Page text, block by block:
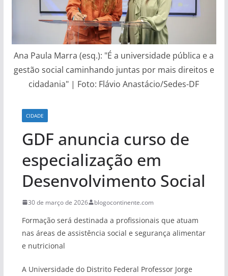
Ana Paula Marra (esq.): "É a universidade pública e a
gestão social caminhando juntas por mais direitos e
cidadania" | Foto: Flávio Anastácio/Sedes-DF
CIDADE
GDF anuncia curso de
especialização em
Desenvolvimento Social
30 de março de 2026 blogocontinente.com
Formação será destinada a profissionais que atuam
nas áreas de assistência social e segurança alimentar
e nutricional
A Universidade do Distrito Federal Professor Jorge